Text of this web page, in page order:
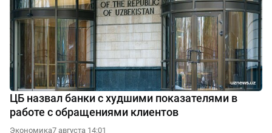
ЦБ назвал банки с худшими показателями в
работе с обращениями клиентов
Экономика7 августа 14:01